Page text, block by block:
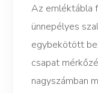
Az emléktábla
ünnepélyes
egybekötött
csapat
nagyszámban